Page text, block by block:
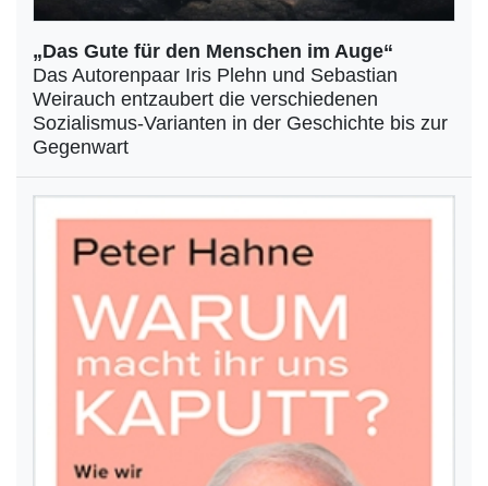
„Das Gute für den Menschen im Auge“
Das Autorenpaar Iris Plehn und Sebastian
Weirauch entzaubert die verschiedenen
Sozialismus-Varianten in der Geschichte bis zur
Gegenwart